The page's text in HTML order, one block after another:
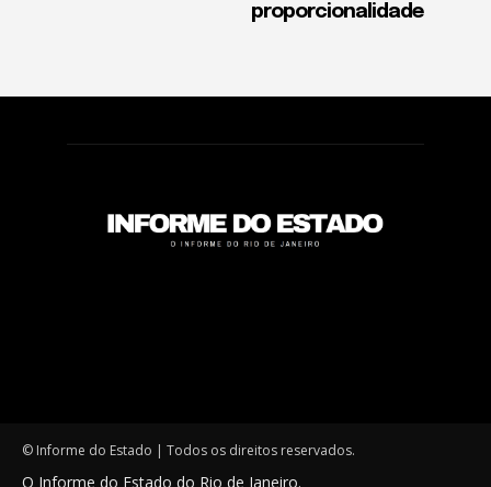
proporcionalidade
© Informe do Estado | Todos os direitos reservados.
O Informe do Estado do Rio de Janeiro.